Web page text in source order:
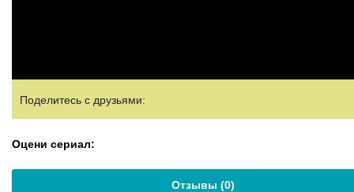
Поделитесь с друзьями:
Оцени сериал:
Отзывы (0)